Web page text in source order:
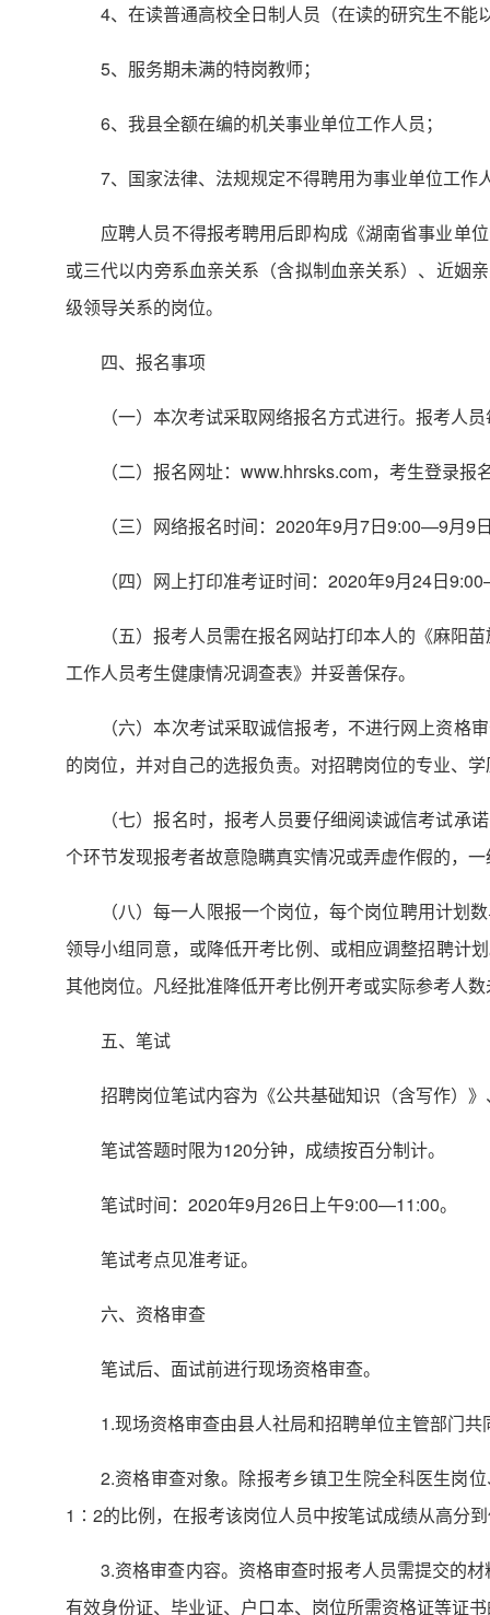
4、在读普通高校全日制人员（在读的研究生不
5、服务期未满的特岗教师；
6、我县全额在编的机关事业单位工作人员；
7、国家法律、法规规定不得聘用为事业单位工作
应聘人员不得报考聘用后即构成《湖南省事业单
或三代以内旁系血亲关系（含拟制血亲关系）、近姻
级领导关系的岗位。
四、报名事项
（一）本次考试采取网络报名方式进行。报考人
（二）报名网址：www.hhrsks.com，考生登录
（三）网络报名时间：2020年9月7日9:00—9月9
（四）网上打印准考证时间：2020年9月24日
（五）报考人员需在报名网站打印本人的《麻阳
工作人员考生健康情况调查表》并妥善保存。
（六）本次考试采取诚信报考，不进行网上资
的岗位，并对自己的选报负责。对招聘岗位的专业、
（七）报名时，报考人员要仔细阅读诚信考试
个环节发现报考者故意隐瞒真实情况或弄虚作假的，
（八）每一人限报一个岗位，每个岗位聘用计
领导小组同意，或降低开考比例、或相应调整招聘计
其他岗位。凡经批准降低开考比例开考或实际参考人
五、笔试
招聘岗位笔试内容为《公共基础知识（含写作）
笔试答题时限为120分钟，成绩按百分制计。
笔试时间：2020年9月26日上午9:00—11:00。
笔试考点见准考证。
六、资格审查
笔试后、面试前进行现场资格审查。
1.现场资格审查由县人社局和招聘单位主管部门
2.资格审查对象。除报考乡镇卫生院全科医生岗
1∶2的比例，在报考该岗位人员中按笔试成绩从高分
3.资格审查内容。资格审查时报考人员需提交的
有效身份证、毕业证、户口本、岗位所需资格证等证